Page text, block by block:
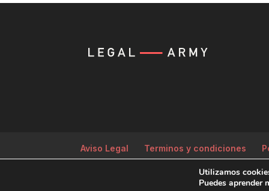
Aviso Legal Terminos y condiciones
Tempus Fugit Studio
Utilizamos
Puedes